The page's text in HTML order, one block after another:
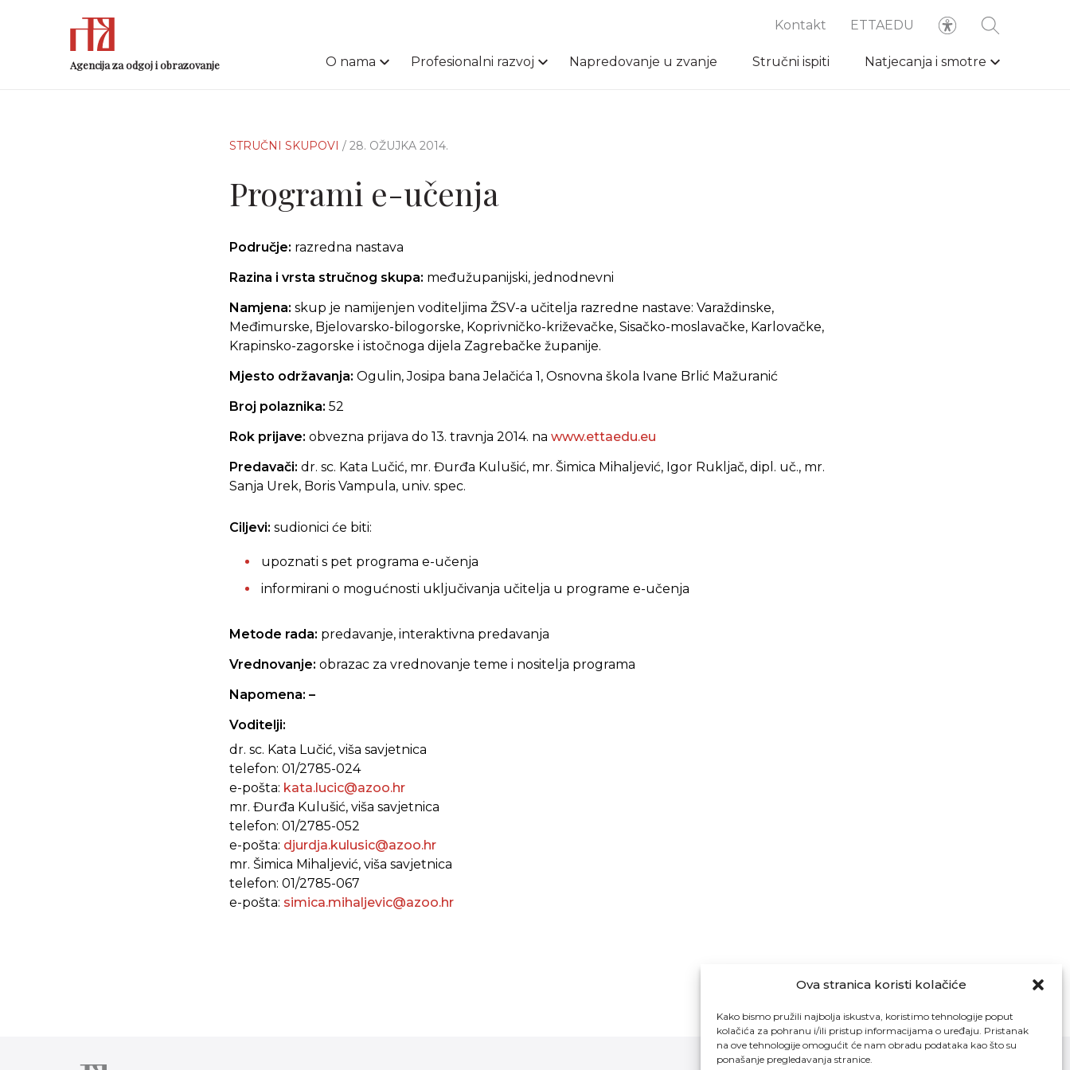
Ova stranica koristi kolačiće
Kako bismo pružili najbolja iskustva, koristimo tehnologije poput
kolačića za pohranu i/ili pristup informacijama o uređaju. Pristanak
na ove tehnologije omogućit će nam obradu podataka kao što su
ponašanje pregledavanja stranice.
Agencija za odgoj i obrazovanje
Kontakt ETTAEDU
O nama Profesionalni razvoj Napredovanje u zvanje Stručni ispiti Natjecanja i smotre
STRUČNI SKUPOVI / 28. OŽUJKA 2014.
Programi e-učenja
Područje: razredna nastava
Razina i vrsta stručnog skupa: međužupanijski, jednodnevni
Namjena: skup je namijenjen voditeljima ŽSV-a učitelja razredne nastave: Varaždinske,
Međimurske, Bjelovarsko-bilogorske, Koprivničko-križevačke, Sisačko-moslavačke, Karlovačke,
Krapinsko-zagorske i istočnoga dijela Zagrebačke županije.
Mjesto održavanja: Ogulin, Josipa bana Jelačića 1, Osnovna škola Ivane Brlić Mažuranić
Broj polaznika: 52
Rok prijave: obvezna prijava do 13. travnja 2014. na www.ettaedu.eu
Predavači: dr. sc. Kata Lučić, mr. Đurđa Kulušić, mr. Šimica Mihaljević, Igor Rukljač, dipl. uč., mr.
Sanja Urek, Boris Vampula, univ. spec.
Ciljevi: sudionici će biti:
upoznati s pet programa e-učenja
informirani o mogućnosti uključivanja učitelja u programe e-učenja
Metode rada: predavanje, interaktivna predavanja
Vrednovanje: obrazac za vrednovanje teme i nositelja programa
Napomena: –
Voditelji:
dr. sc. Kata Lučić, viša savjetnica
telefon: 01/2785-024
e-pošta: kata.lucic@azoo.hr
mr. Đurđa Kulušić, viša savjetnica
telefon: 01/2785-052
e-pošta: djurdja.kulusic@azoo.hr
mr. Šimica Mihaljević, viša savjetnica
telefon: 01/2785-067
e-pošta: simica.mihaljevic@azoo.hr